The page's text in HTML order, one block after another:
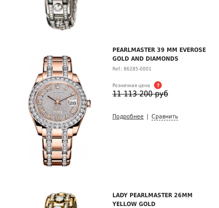
PEARLMASTER 39 MM EVEROSE
GOLD AND DIAMONDS
Ref.: 86285-0001
Розничная цена ?
11 113 200 руб
Подробнее Сравнить
LADY PEARLMASTER 26MM
YELLOW GOLD